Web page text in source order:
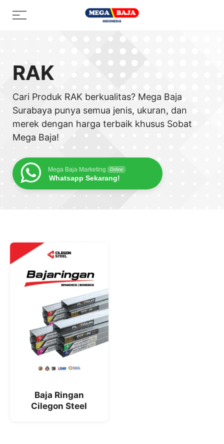
Menu
RAK
Cari Produk RAK berkualitas? Mega Baja
Surabaya punya semua jenis, ukuran, dan
merek dengan harga terbaik khusus Sobat
Mega Baja!
Mega Baja Marketing Online
Whatsapp Sekarang!
Baja Ringan
Cilegon Steel